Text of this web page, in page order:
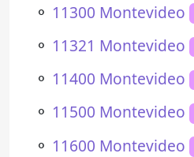
⚬ 11300 Montevideo
⚬ 11321 Montevideo
⚬ 11400 Montevideo
⚬ 11500 Montevideo
⚬ 11600 Montevideo